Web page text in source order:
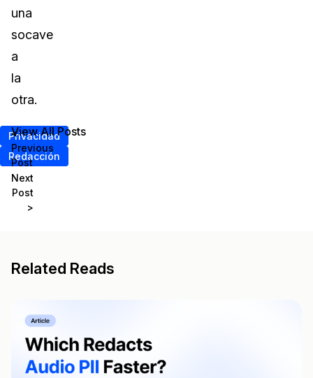
una
socave
a
la
otra.
Privacidad
Redacción
<
Previous
Post
Next
Post
>
View All Posts
Related Reads